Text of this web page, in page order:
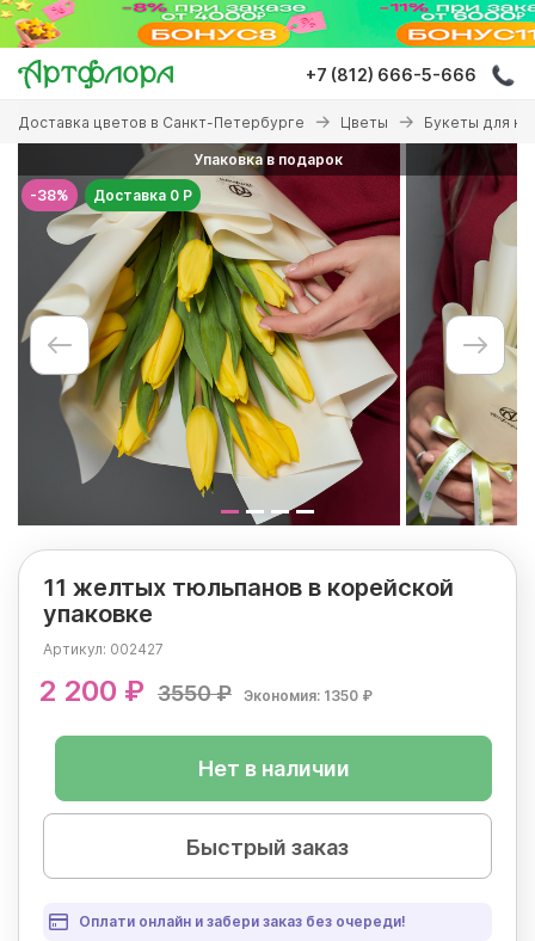
Перейти
основному
содержанию
+7 (812) 666-5-666
Вы
здесь
Доставка цветов в Санкт-Петербурге Цветы Букеты для
-38%
Упаковка в подарок
Доставка 0 Р
11 желтых тюльпанов в корейской
упаковке
Артикул: 002427
2 200 ₽ 3550 ₽ Экономия: 1350 ₽
Нет в наличии
Быстрый заказ
Оплати онлайн и забери заказ без очереди!